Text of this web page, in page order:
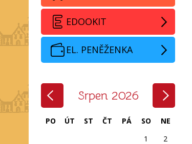
EDOOKIT
EL. PENĚŽENKA
Srpen 2026
PO ÚT ST ČT PÁ SO
NE
1
2